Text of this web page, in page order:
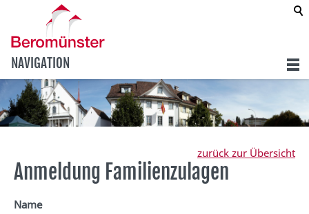
NAVIGATION
zurück zur Übersicht
Anmeldung Familienzulagen
Name